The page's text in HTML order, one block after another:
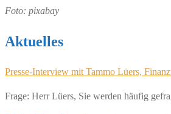
Foto: pixabay
Aktuelles
Presse-Interview mit Tammo Lüers,
Frage: Herr Lüers, Sie werden häufig